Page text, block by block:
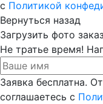
с Политикой
Вернуться назад
Загрузить фото
Не тратье время!
Заявка бесплатна.
соглашаетесь с